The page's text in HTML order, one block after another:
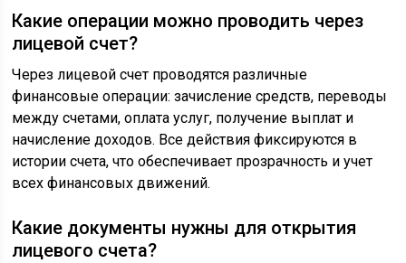
Какие операции можно проводить через
лицевой счет?
Через лицевой счет проводятся различные
финансовые операции: зачисление средств, переводы
между счетами, оплата услуг, получение выплат и
начисление доходов. Все действия фиксируются в
истории счета, что обеспечивает прозрачность и учет
всех финансовых движений.
Какие документы нужны для открытия
лицевого счета?